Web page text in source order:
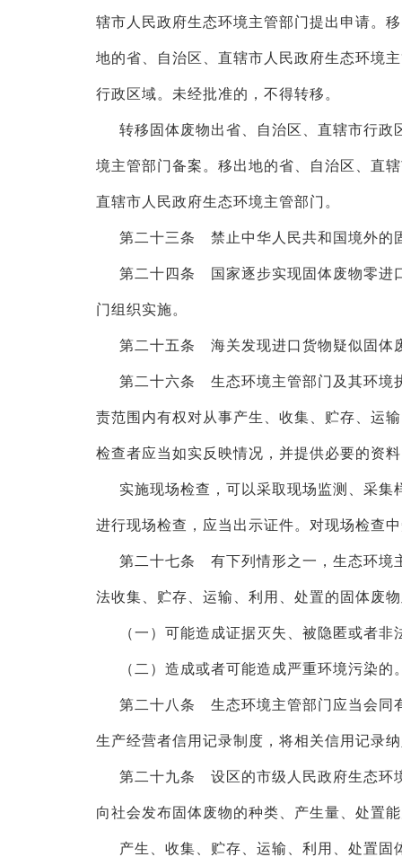
辖市人民政府生态环境主管部门提出申请。
地的省、自治区、直辖市人民政府生态环境
行政区域。未经批准的，不得转移。
转移固体废物出省、自治区、直辖市行
境主管部门备案。移出地的省、自治区、直
直辖市人民政府生态环境主管部门。
第二十三条 禁止中华人民共和国境外的
第二十四条 国家逐步实现固体废物零进
门组织实施。
第二十五条 海关发现进口货物疑似固体
第二十六条 生态环境主管部门及其环境
责范围内有权对从事产生、收集、贮存、运
检查者应当如实反映情况，并提供必要的资
实施现场检查，可以采取现场监测、采
进行现场检查，应当出示证件。对现场检查
第二十七条 有下列情形之一，生态环境
法收集、贮存、运输、利用、处置的固体废
（一）可能造成证据灭失、被隐匿或者非
（二）造成或者可能造成严重环境污染的
第二十八条 生态环境主管部门应当会同
生产经营者信用记录制度，将相关信用记录
第二十九条 设区的市级人民政府生态环
向社会发布固体废物的种类、产生量、处置
产生、收集、贮存、运输、利用、处置